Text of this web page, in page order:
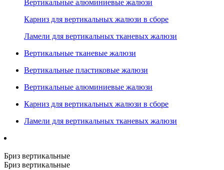
Вертикальные алюминиевые жалюзи
Карниз для вертикальных жалюзи в сборе
Ламели для вертикальных тканевых жалюзи
Вертикальные тканевые жалюзи
Вертикальные пластиковые жалюзи
Вертикальные алюминиевые жалюзи
Карниз для вертикальных жалюзи в сборе
Ламели для вертикальных тканевых жалюзи
Бриз вертикальные
Бриз вертикальные